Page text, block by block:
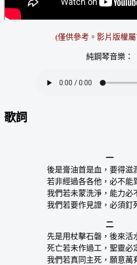
(僅供參考。 影片版權屬
純鋼琴音樂：
歌詞
一
後是膏油首是血，要得滋
若非經過各各他，必不能
我們若未蒙洗淨，能力必
我們若要作見證，必須釘
二
先是用杖擊石磐，後來活
死亡若未作過工，聖靈必
我們若真同主死，願意萬